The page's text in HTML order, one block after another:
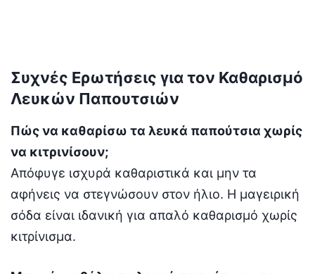
Συχνές Ερωτήσεις για τον Καθαρισμό
Λευκών Παπουτσιών
Πώς να καθαρίσω τα λευκά παπούτσια χωρίς
να κιτρινίσουν;
Απόφυγε ισχυρά καθαριστικά και μην τα
αφήνεις να στεγνώσουν στον ήλιο. Η μαγειρική
σόδα είναι ιδανική για απαλό καθαρισμό χωρίς
κιτρίνισμα.